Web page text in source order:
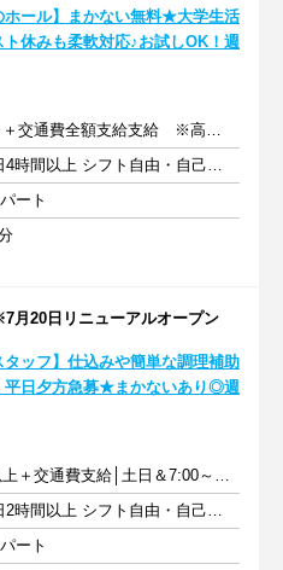
ホール】まかない無料★大学生活
ト休みも柔軟対応♪お試しOK！週
時給1160円～＋交通費全額支給支給 ※高校生も同額
週1日以上 1日4時間以上 シフト自由・自己申告
ート
20日リニューアルオープン
タッフ】仕込みや簡単な調理補助
平日夕方急募★まかないあり◎週
時給1250円以上＋交通費支給│土日＆7:00～9:00は時給100円UP
週1日以上 1日2時間以上 シフト自由・自己申告
ート